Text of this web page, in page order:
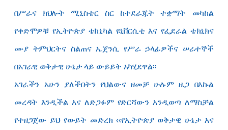
በሥራና ክህሎት ሚኒስቴር ስር ከተደራጁት ተቋማት መካከል
የቀድሞዎቹ የኢትዮጵያ ቴክኒካል ዩኒቨርሲቲ እና የፌደራል ቴክኒክና
ሙያ ትምህርትና ስልጠና ኤጀንሲ የሥራ ኃላፊዎችና ሠራተኞች
በአገራዊ ወቅታዊ ሁኔታ ላይ ውይይት አካሂደዋል፡፡
አገራችን አሁን ያለችበትን የህልውና ዘመቻ ሁሉም ዜጋ በእኩል
መረዳት እንዲችል እና ለድጋፉም የድርሻውን እንዲወጣ ለማስቻል
የተዘጋጀው ይህ የውይት መድረክ ‹‹የኢትዮጵያ ወቅታዊ ሁኔታ እና